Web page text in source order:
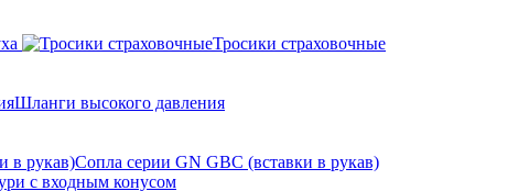
Тросики страховочные
Шланги высокого давления
Сопла серии GN GBC (вставки в рукав)
c входным конусом